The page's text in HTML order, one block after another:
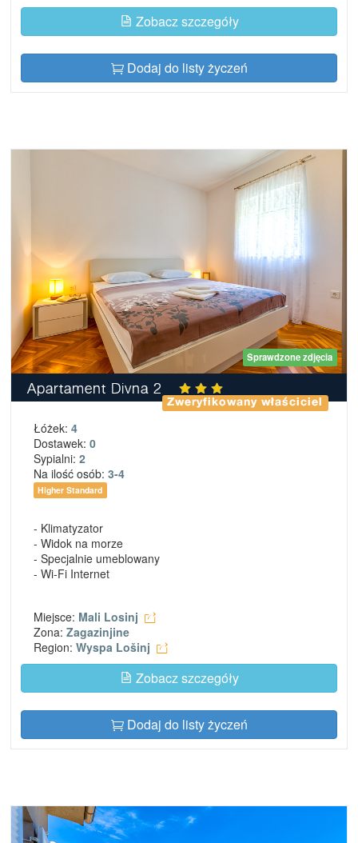
Zobacz szczegóły
Dodaj do listy życzeń
Sprawdzone zdjęcia
Apartament Divna 2
Zweryfikowany właściciel
Łóżek: 4
Dostawek: 0
Sypialni: 2
Na ilość osób: 3-4
Higher Standard
- Klimatyzator
- Widok na morze
- Specjalnie umeblowany
- Wi-Fi Internet
Miejsce: Mali Losinj
Zona: Zagazinjine
Region: Wyspa Lošinj
Zobacz szczegóły
Dodaj do listy życzeń